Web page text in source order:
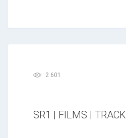
2 601
SR1 | FILMS | TRACK